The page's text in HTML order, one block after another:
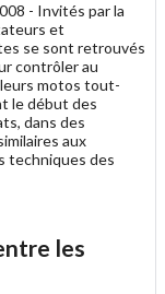
- Invités par la
et
se sont retrouvés
contrôler au
motos tout-
le début des
dans des
aux
techniques des
les